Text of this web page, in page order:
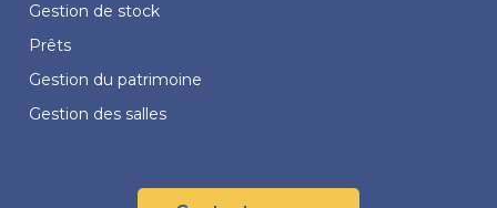
Gestion de stock
Prêts
Gestion du patrimoine
Gestion des salles